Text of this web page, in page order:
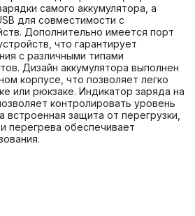
самого аккумулятора, а
для совместимости с
Дополнительно имеется порт
что гарантирует
с различными типами
Дизайн аккумулятора выполнен
корпусе, что позволяет легко
или рюкзаке. Индикатор заряда на
контролировать уровень
встроенная защита от перегрузки,
перегрева обеспечивает